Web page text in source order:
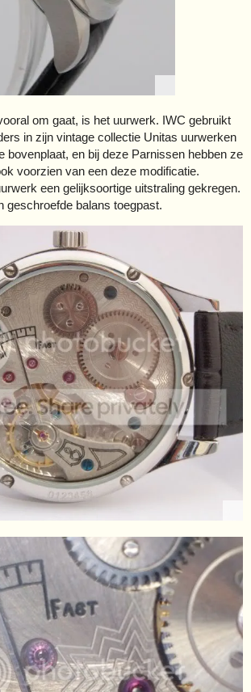
om gaat, is het uurwerk. IWC gebruikt
in zijn vintage collectie Unitas uurwerken
bovenplaat, en bij deze Parnissen hebben ze
voorzien van een deze modificatie.
een gelijksoortige uitstraling gekregen.
geschroefde balans toegpast.